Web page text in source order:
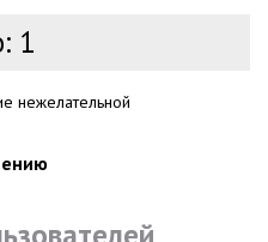
1
нежелательной